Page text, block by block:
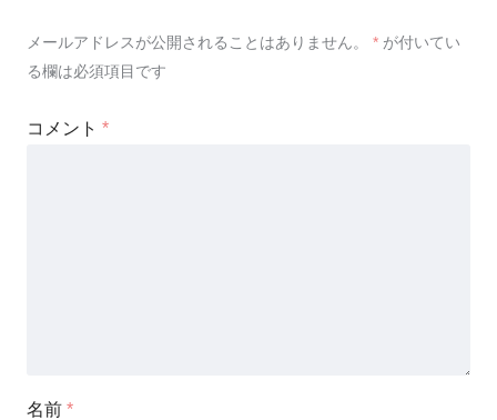
メールアドレスが公開されることはありません。 * が付いてい
る欄は必須項目です
コメント *
名前 *